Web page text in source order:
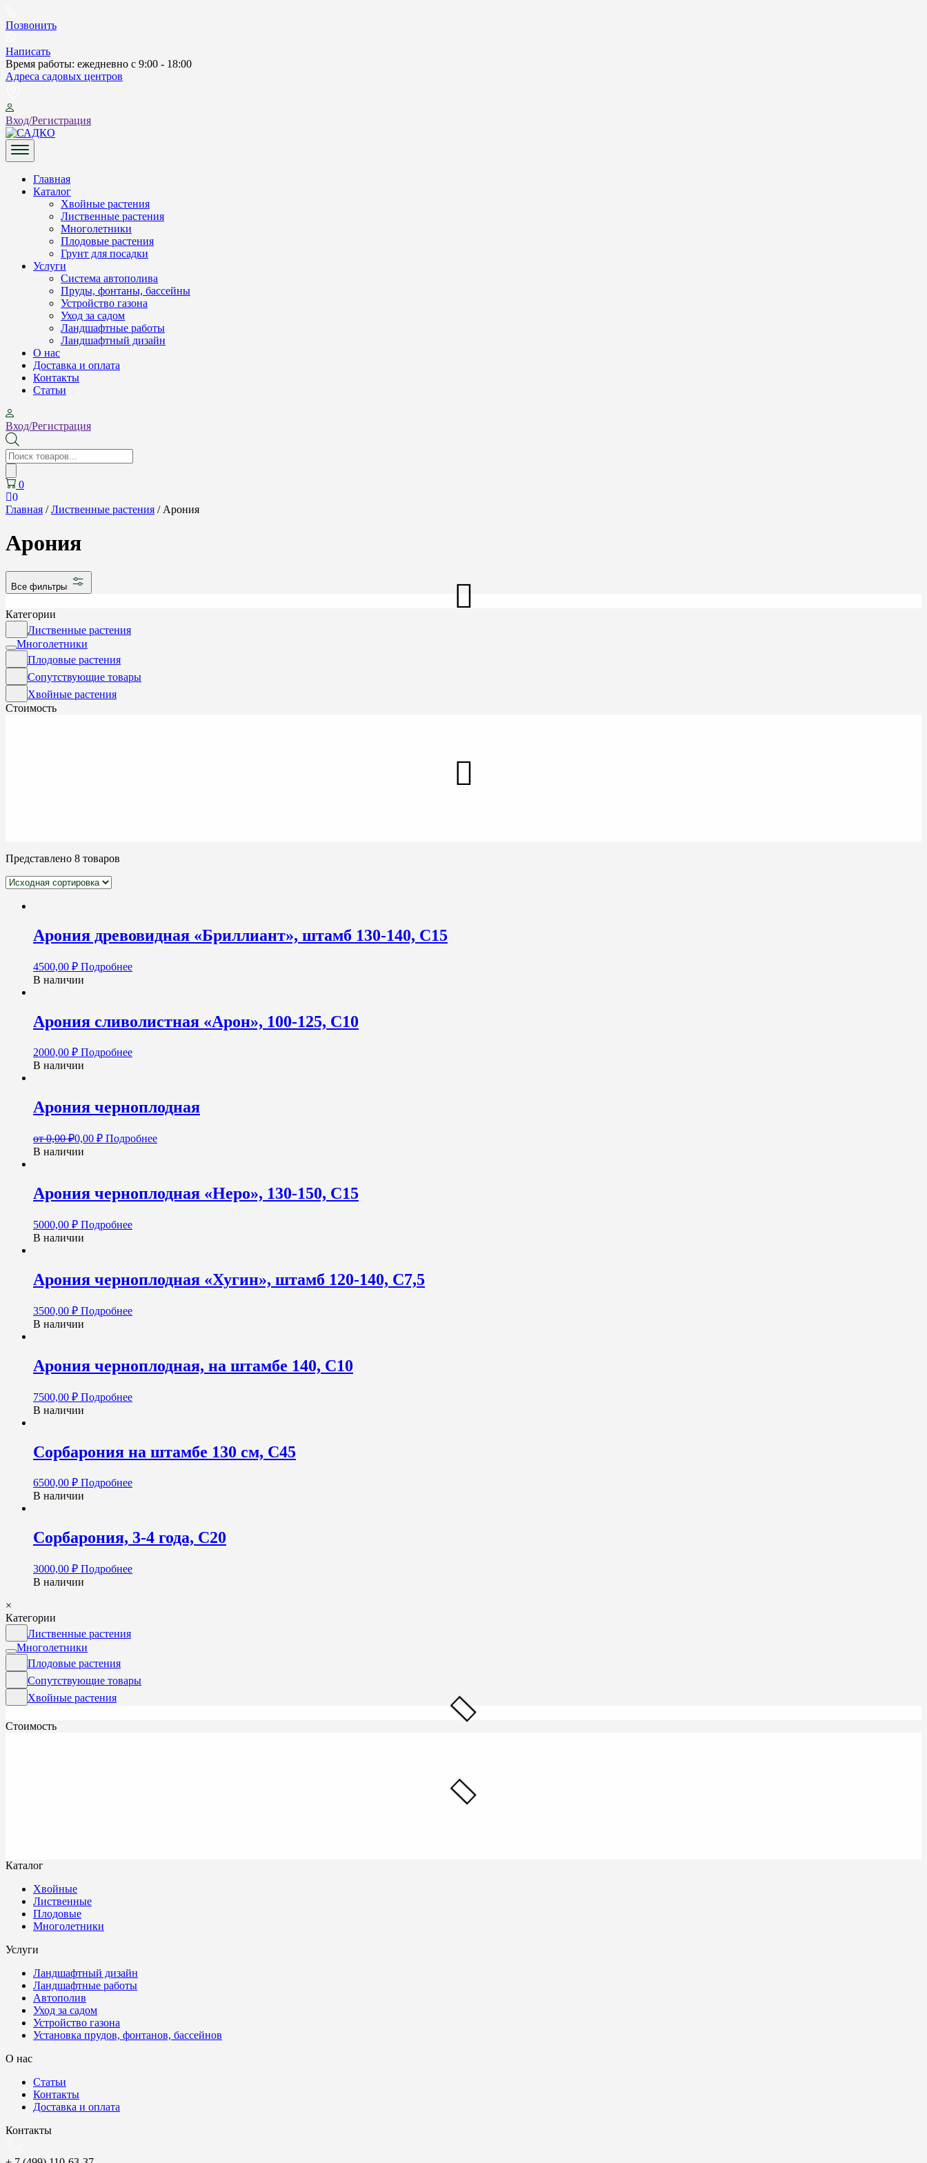
to
Позвонить
Написать
Время работы: ежедневно с 9:00 - 18:00
Адреса садовых центров
Вход/Регистрация
САДКО
Главная
Каталог
Хвойные растения
Лиственные растения
Многолетники
Плодовые растения
Грунт для посадки
Услуги
Система автополива
Пруды, фонтаны, бассейны
Устройство газона
Уход за садом
Ландшафтные работы
Ландшафтный дизайн
О нас
Доставка и оплата
Контакты
Cтатьи
Вход/Регистрация
Поиск
товаров
0
0
Главная /Лиственные растения / Арония
Арония
Все фильтры
Категории
Лиственные растения
Многолетники
Плодовые растения
Сопутствующие товары
Хвойные растения
Стоимость
Представлено 8 товаров
Арония древовидная «Бриллиант», штамб 130-140, C15
4500,00 ₽ Подробнее
В наличии
Арония сливолистная «Арон», 100-125, C10
2000,00 ₽ Подробнее
В наличии
Арония черноплодная
от0,00₽0,00 ₽ Подробнее
В наличии
Арония черноплодная «Hepo», 130-150, С15
5000,00 ₽ Подробнее
В наличии
Арония черноплодная «Хугин», штамб 120-140, C7,5
3500,00 ₽ Подробнее
В наличии
Арония черноплодная, на штамбе 140, С10
7500,00 ₽ Подробнее
В наличии
Сорбарония на штамбе 130 см, С45
6500,00 ₽ Подробнее
В наличии
Сорбарония, 3-4 года, С20
3000,00 ₽ Подробнее
В наличии
×
Категории
Лиственные растения
Многолетники
Плодовые растения
Сопутствующие товары
Хвойные растения
Стоимость
Каталог
Хвойные
Лиственные
Плодовые
Многолетники
Услуги
Ландшафтный дизайн
Ландшафтные работы
Автополив
Уход за садом
Устройство газона
Установка прудов, фонтанов, бассейнов
О нас
Статьи
Контакты
Доставка и оплата
Контакты